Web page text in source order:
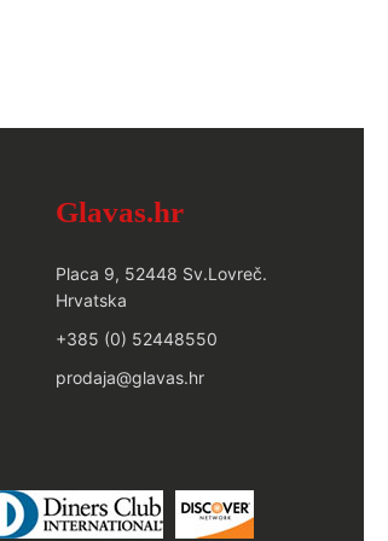
Glavas.hr
Placa 9, 52448 Sv.Lovreč.
Hrvatska
+385 (0) 52448550
prodaja@glavas.hr